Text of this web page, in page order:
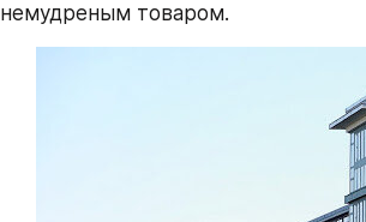
немудреным товаром.